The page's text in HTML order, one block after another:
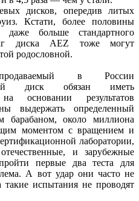
дисков, опередив литых
Кстати, более половины
даже больше стандартного
диска AEZ тоже могут
родословной.
в России
диск обязан иметь
основании результатов
выдержать определенный
барабаном, около миллиона
моментом с вращением и
лаборатории,
и зарубежные
первые два теста для
А вот удар они часто не
испытания не проводят